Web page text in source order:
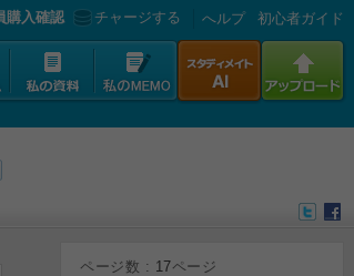
購入確認 チャージする へルプ 初心者ガイド
ページ数 : 17ページ